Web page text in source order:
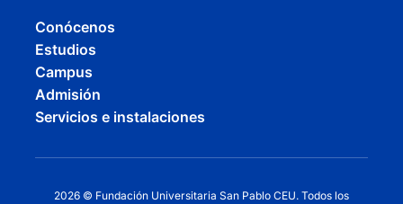
Conócenos
Estudios
Campus
Admisión
Servicios e instalaciones
2026 © Fundación Universitaria San Pablo CEU. Todos los